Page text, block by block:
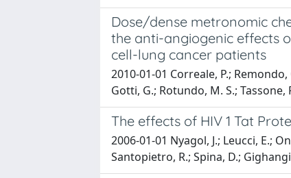
Dose/dense metronomic
the anti-angiogenic effects
cell-lung cancer patients
2010-01-01 Correale, P.;
Gotti, G.; Rotundo, M. S.;
The effects of HIV 1 Tat
2006-01-01 Nyagol, J.; Leucci, E.;
Santopietro, R.; Spina, D.;